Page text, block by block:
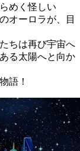
めく怪しい
オーロラが、目
ちは再び宇宙へ
る太陽へと向か
語！